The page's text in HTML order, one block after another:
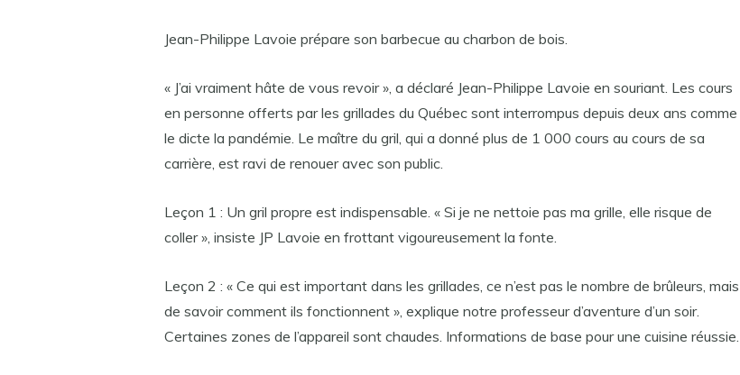
Jean-Philippe Lavoie prépare son barbecue au charbon de bois.
« J’ai vraiment hâte de vous revoir », a déclaré Jean-Philippe Lavoie en souriant. Les cours
en personne offerts par les grillades du Québec sont interrompus depuis deux ans comme
le dicte la pandémie. Le maître du gril, qui a donné plus de 1 000 cours au cours de sa
carrière, est ravi de renouer avec son public.
Leçon 1 : Un gril propre est indispensable. « Si je ne nettoie pas ma grille, elle risque de
coller », insiste JP Lavoie en frottant vigoureusement la fonte.
Leçon 2 : « Ce qui est important dans les grillades, ce n’est pas le nombre de brûleurs, mais
de savoir comment ils fonctionnent », explique notre professeur d’aventure d’un soir.
Certaines zones de l’appareil sont chaudes. Informations de base pour une cuisine réussie.